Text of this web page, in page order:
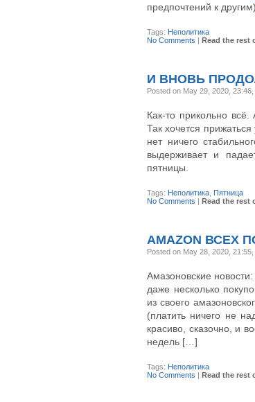
предпочтений к
Tags: Неполитика
No Comments | Read the rest
И ВНОВЬ
Posted on May 29, 2020,
Как-то прикольно
Так хочется
нет ничего
выдерживает и
пятницы.
Tags: Неполитика Пятница
No Comments | Read the rest
AMAZON ВСЕХ
Posted on May 28, 2020,
Амазоновские
даже несколько
из своего
(платить ничего не
красиво, сказочно, и
недель […]
Tags: Неполитика
No Comments | Read the rest